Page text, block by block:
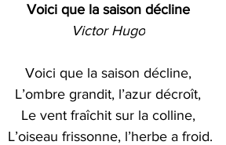
Voici que la saison décline
Victor Hugo
Voici que la saison décline,
L’ombre grandit, l’azur décroît,
Le vent fraîchit sur la colline,
L’oiseau frissonne, l’herbe a froid.